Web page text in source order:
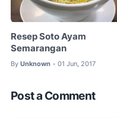
Resep Soto Ayam
Semarangan
By Unknown • 01 Jun, 2017
Post a Comment